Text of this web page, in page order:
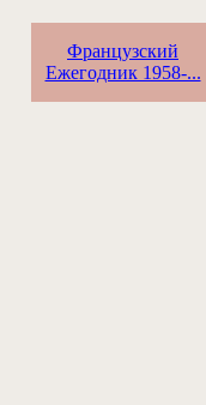
Французский
Ежегодник 1958-...